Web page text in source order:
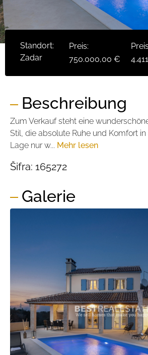
Standort:
Zadar
Preis:
750.000,00 €
Beschreibung
Zum Verkauf steht eine
Stil, die absolute Ruhe und Komfort
Lage nur w... Mehr lesen
Šifra: 165272
Galerie